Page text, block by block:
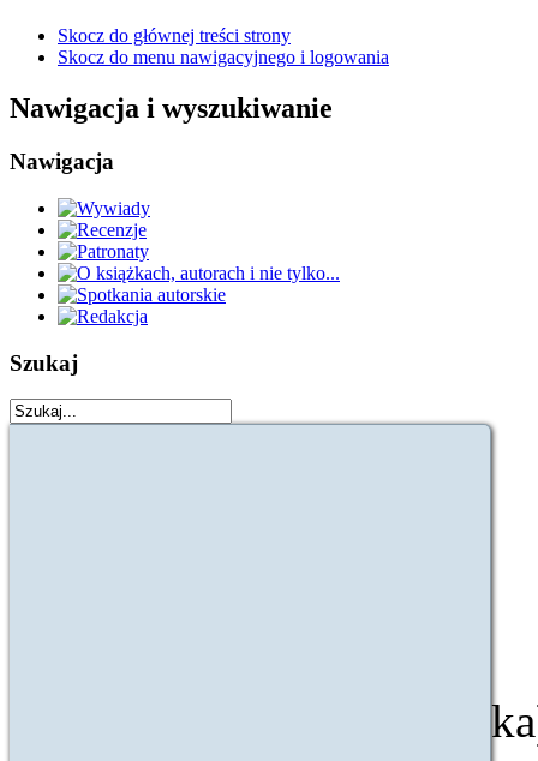
Skocz do głównej treści strony
Skocz do menu nawigacyjnego i logowania
Nawigacja i wyszukiwanie
Nawigacja
Szukaj